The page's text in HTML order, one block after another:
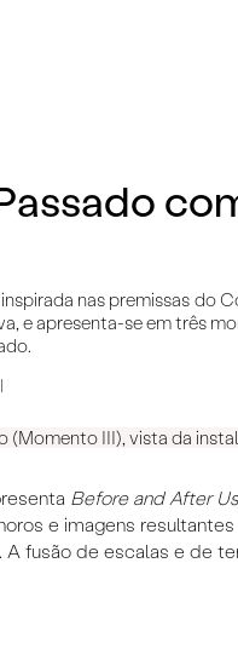
nas premissas
e apresenta-se em três
.
(Momento III), vista da
Before and After
e imagens
fusão de escalas e de